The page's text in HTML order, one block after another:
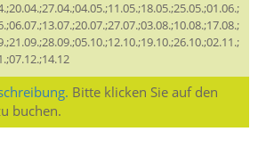
Bitte klicken Sie auf den
buchen.